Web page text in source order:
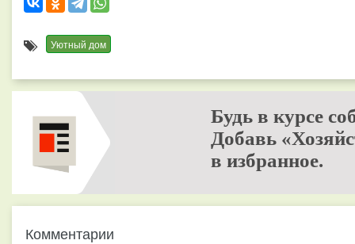
Уютный дом
Будь в курсе
Добавь
в избранное.
Комментарии